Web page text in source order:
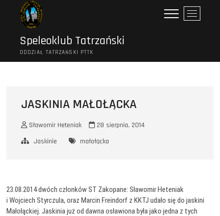
Speleoklub Tatrzański
ODDZIAŁ TATRZAŃSKI PTTK
P
r
JASKINIA MAŁOŁĄCKA
Sławomir Heteniak
28 sierpnia, 2014
Jaskinie
małołącka
23.08.2014 dwóch członków ST Zakopane: Sławomir Heteniak
i Wojciech Styrczula, oraz Marcin Freindorf z KKTJ udało się do jaskini
Małołąckiej. Jaskinia już od dawna osławiona była jako jedna z tych